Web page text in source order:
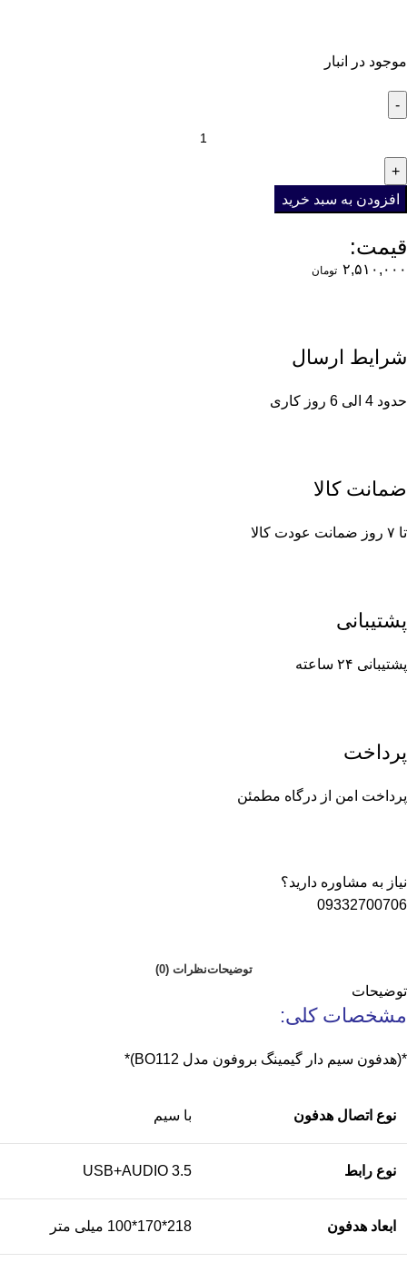
موجود در انبار
افزودن به سبد خرید
قیمت:
۲,۵۱۰,۰۰۰ تومان
شرایط ارسال
حدود 4 الی 6 روز کاری
ضمانت کالا
تا ۷ روز ضمانت عودت کالا
پشتیبانی
پشتیبانی ۲۴ ساعته
پرداخت
پرداخت امن از درگاه مطمئن
نیاز به مشاوره دارید؟
09332700706
توضیحاتنظرات (0)
توضیحات
مشخصات کلی:
*(هدفون سیم دار گیمینگ بروفون مدل BO112)*
نوع اتصال هدفون با سیم
نوع رابط USB+AUDIO 3.5
ابعاد هدفون 218*170*100 میلی متر